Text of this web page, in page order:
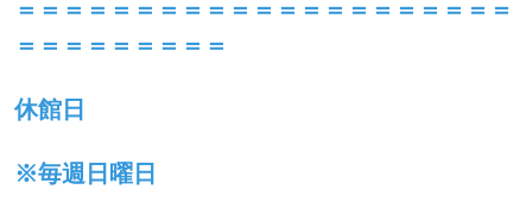
＝＝＝＝＝＝＝＝＝＝＝＝＝＝＝＝＝＝＝＝＝
＝＝＝＝＝＝＝＝＝
休館日
※毎週日曜日